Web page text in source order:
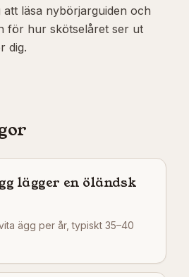
läsa nybörjarguiden och
för hur skötselåret ser ut
dig.
lägger en öländsk
ägg per år, typiskt 35–40